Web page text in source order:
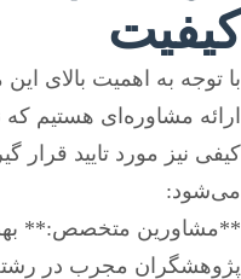
کیفیت
با توجه به اهمیت بالای
ارائه مشاوره‌ای هستیم که
کیفی نیز مورد تایید قرار
می‌شود:
**مشاورین متخصص:**
پژوهشگران مجرب در